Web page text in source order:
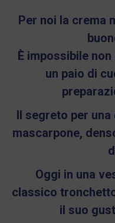
Per noi la crema
È impossibile
un paio di
Il segreto per
mascarpone,
Oggi in una
classico
il suo